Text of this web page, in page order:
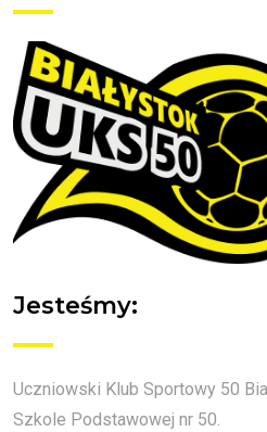
Jesteśmy:
Uczniowski Klub Sportowy 50
Szkole Podstawowej nr 50.